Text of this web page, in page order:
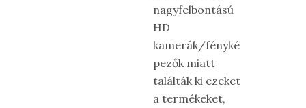
nagyfelbontású
HD
kamerák/fényké
pezők miatt
találták ki ezeket
a termékeket,